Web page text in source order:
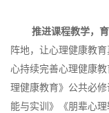
推进课程教学，育
阵地，让心理健康教
心持续完善心理健康
理健康教育》公共必
能与实训》《朋辈心